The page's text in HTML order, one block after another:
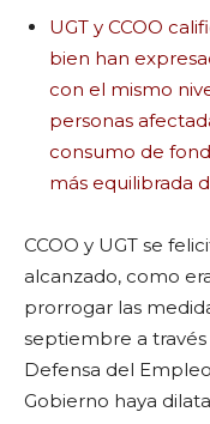
UGT y CCOO
bien han
con el mismo
personas
consumo de
más equilibrada
CCOO y UGT se
alcanzado, como
prorrogar las
septiembre a
Defensa del
Gobierno haya